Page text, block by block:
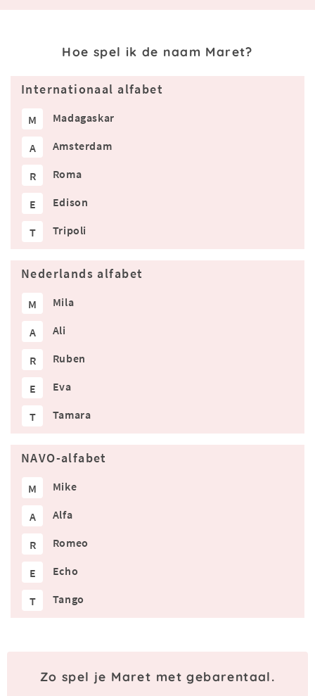
Hoe spel ik de naam Maret?
Internationaal alfabet
M Madagaskar
A Amsterdam
R Roma
E Edison
T Tripoli
Nederlands alfabet
M Mila
A Ali
R Ruben
E Eva
T Tamara
NAVO-alfabet
M Mike
A Alfa
R Romeo
E Echo
T Tango
Zo spel je Maret met gebarentaal.